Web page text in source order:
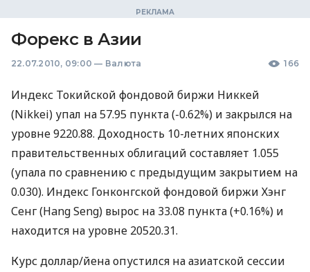
Форекс в Азии
22.07.2010, 09:00 — Валюта 166
Индекс Токийской фондовой биржи Никкей
(Nikkei) упал на 57.95 пункта (-0.62%) и закрылся на
уровне 9220.88. Доходность 10-летних японских
правительственных облигаций составляет 1.055
(упала по сравнению с предыдущим закрытием на
0.030). Индекс Гонконгской фондовой биржи Хэнг
Сенг (Hang Seng) вырос на 33.08 пункта (+0.16%) и
находится на уровне 20520.31.
Курс доллар/йена опустился на азиатской сессии